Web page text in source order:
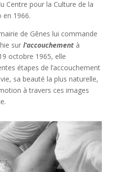
Centre pour la Culture de la
en 1966.
de Gênes lui commande
sur l’accouchement à
octobre 1965, elle
étapes de l’accouchement
sa beauté la plus naturelle,
à travers ces images